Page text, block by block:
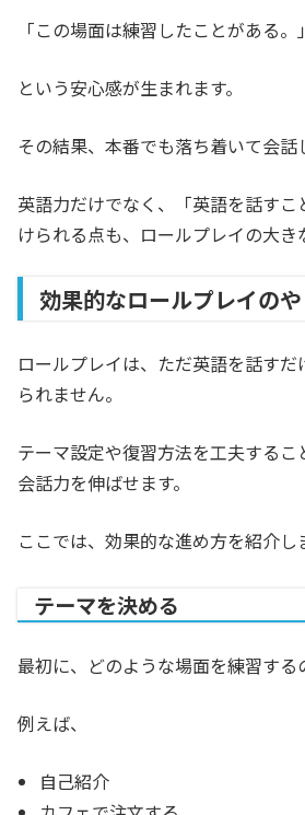
「この場面は練習したことがある。」
という安心感が生まれます。
その結果、本番でも落ち着いて会話
英語力だけでなく、「英語を話す
けられる点も、ロールプレイの大き
効果的なロールプレイの
ロールプレイは、ただ英語を話す
られません。
テーマ設定や復習方法を工夫する
会話力を伸ばせます。
ここでは、効果的な進め方を紹介し
テーマを決める
最初に、どのような場面を練習する
例えば、
自己紹介